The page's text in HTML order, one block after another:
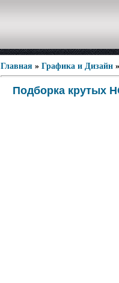
Главная » Графика и Дизайн
Подборка крутых